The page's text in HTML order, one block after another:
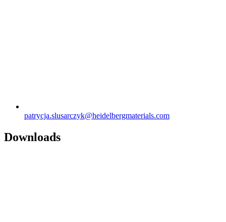
patrycja.slusarczyk​@heidelbergmaterials.com
Downloads